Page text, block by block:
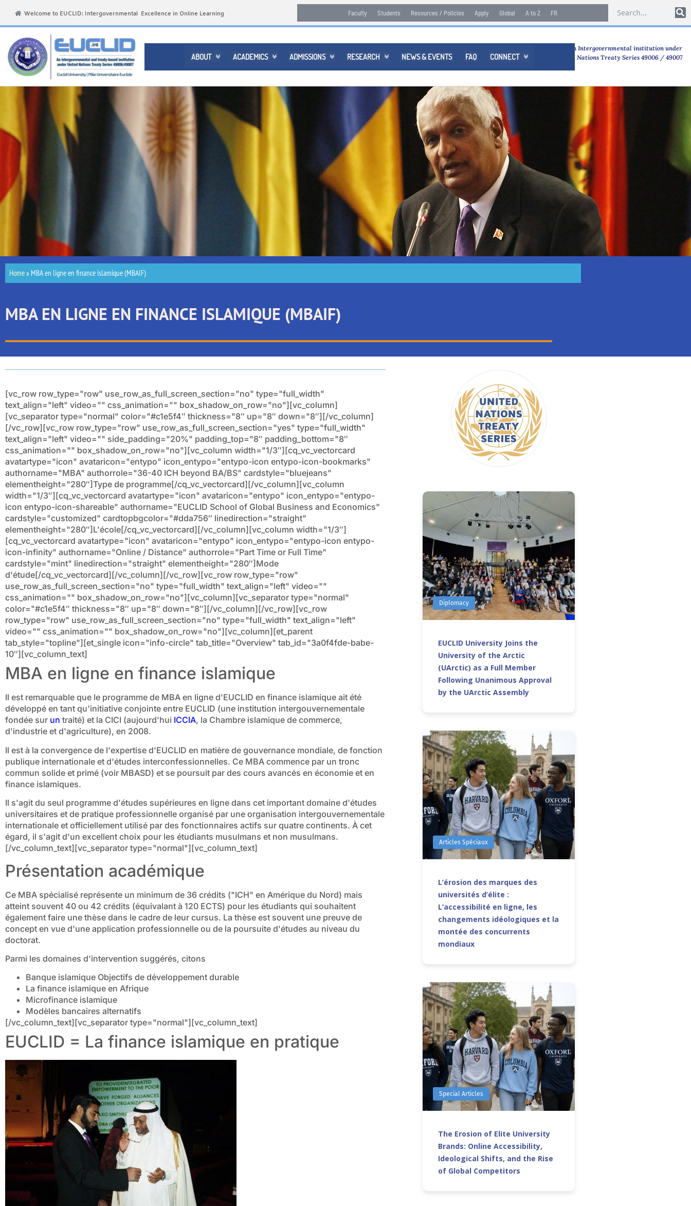
Welcome to EUCLID: Intergovernmental Excellence in Online Learning Faculty Students Resources / Policies Apply Global A to Z FR
ABOUT  ACADEMICS  ADMISSIONS  RESEARCH  NEWS & EVENTS FAQ CONNECT 
An Intergovernmental institution under
United Nations Treaty Series 49006 / 49007
Home» MBA en ligne en finance islamique (MBAIF)
MBA EN LIGNE EN FINANCE ISLAMIQUE (MBAIF)
[vc_row row_type="row" use_row_as_full_screen_section="no" type="full_width"
text_align="left" video="" css_animation="" box_shadow_on_row="no"][vc_column]
[vc_separator type="normal" color="#c1e5f4″ thickness="8″ up="8″ down="8″][/vc_column]
[/vc_row][vc_row row_type="row" use_row_as_full_screen_section="yes" type="full_width"
text_align="left" video="" side_padding="20%" padding_top="8″ padding_bottom="8″
css_animation="" box_shadow_on_row="no"][vc_column width="1/3″][cq_vc_vectorcard
avatartype="icon" avataricon="entypo" icon_entypo="entypo-icon entypo-icon-bookmarks"
authorname="MBA" authorrole="36-40 ICH beyond BA/BS" cardstyle="bluejeans"
elementheight="280″]Type de programme[/cq_vc_vectorcard][/vc_column][vc_column
width="1/3″][cq_vc_vectorcard avatartype="icon" avataricon="entypo" icon_entypo="entypo-
icon entypo-icon-shareable" authorname="EUCLID School of Global Business and Economics"
cardstyle="customized" cardtopbgcolor="#dda756″ linedirection="straight"
elementheight="280″]L'école[/cq_vc_vectorcard][/vc_column][vc_column width="1/3″]
[cq_vc_vectorcard avatartype="icon" avataricon="entypo" icon_entypo="entypo-icon entypo-
icon-infinity" authorname="Online / Distance" authorrole="Part Time or Full Time"
cardstyle="mint" linedirection="straight" elementheight="280″]Mode
d'étude[/cq_vc_vectorcard][/vc_column][/vc_row][vc_row row_type="row"
use_row_as_full_screen_section="no" type="full_width" text_align="left" video=""
css_animation="" box_shadow_on_row="no"][vc_column][vc_separator type="normal"
color="#c1e5f4″ thickness="8″ up="8″ down="8″][/vc_column][/vc_row][vc_row
row_type="row" use_row_as_full_screen_section="no" type="full_width" text_align="left"
video="" css_animation="" box_shadow_on_row="no"][vc_column][et_parent
tab_style="topline"][et_single icon="info-circle" tab_title="Overview" tab_id="3a0f4fde-babe-
10″][vc_column_text]
MBA en ligne en finance islamique
Il est remarquable que le programme de MBA en ligne d'EUCLID en finance islamique ait été
développé en tant qu'initiative conjointe entre EUCLID (une institution intergouvernementale
fondée sur un traité) et la CICI (aujourd'hui ICCIA, la Chambre islamique de commerce,
d'industrie et d'agriculture), en 2008.
Il est à la convergence de l'expertise d'EUCLID en matière de gouvernance mondiale, de fonction
publique internationale et d'études interconfessionnelles. Ce MBA commence par un tronc
commun solide et primé (voir MBASD) et se poursuit par des cours avancés en économie et en
finance islamiques.
Il s'agit du seul programme d'études supérieures en ligne dans cet important domaine d'études
universitaires et de pratique professionnelle organisé par une organisation intergouvernementale
internationale et officiellement utilisé par des fonctionnaires actifs sur quatre continents. À cet
égard, il s'agit d'un excellent choix pour les étudiants musulmans et non musulmans.
[/vc_column_text][vc_separator type="normal"][vc_column_text]
Présentation académique
Ce MBA spécialisé représente un minimum de 36 crédits ("ICH" en Amérique du Nord) mais
atteint souvent 40 ou 42 crédits (équivalant à 120 ECTS) pour les étudiants qui souhaitent
également faire une thèse dans le cadre de leur cursus. La thèse est souvent une preuve de
concept en vue d'une application professionnelle ou de la poursuite d'études au niveau du
doctorat.
Parmi les domaines d'intervention suggérés, citons
Banque islamique Objectifs de développement durable
La finance islamique en Afrique
Microfinance islamique
Modèles bancaires alternatifs
[/vc_column_text][vc_separator type="normal"][vc_column_text]
EUCLID = La finance islamique en pratique
Diplomacy
EUCLID University Joins the
University of the Arctic
(UArctic) as a Full Member
Following Unanimous Approval
by the UArctic Assembly
Articles Spéciaux
L’érosion des marques des
universités d’élite :
L’accessibilité en ligne, les
changements idéologiques et la
montée des concurrents
mondiaux
Special Articles
The Erosion of Elite University
Brands: Online Accessibility,
Ideological Shifts, and the Rise
of Global Competitors